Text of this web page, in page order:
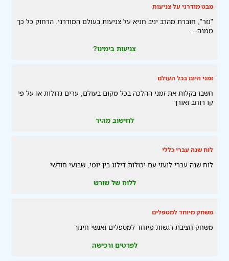
מבט מודרני על צניעות
"נזר", חוברת מהרב יניב חניא על צניעות בעולם המודרני. הרחוק כל כך
ממנה...
צניעות בימינו?
זמני היום בכל העולם
חשבו בקלות את זמני ההלכה בכל מקום בעולם, ערים גדולות או על פי
קו רוחב ואורך
לחישוב מהיר
לוח שנה עברי כללי
לוח שנה עברי לועזי עם יכולות דילוג בין יומי, שבועי חודשי
ללוח של שורש
משחק מיוחד למטפלים
משחק חציבת רגשות מיוחד למטפלים ואנשי חינוך
לפרטים ורכישה